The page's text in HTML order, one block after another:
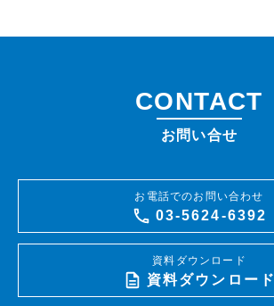
CONTACT
お問い合せ
お電話でのお問い合わせ
03-5624-6392
資料ダウンロード
資料ダウンロード